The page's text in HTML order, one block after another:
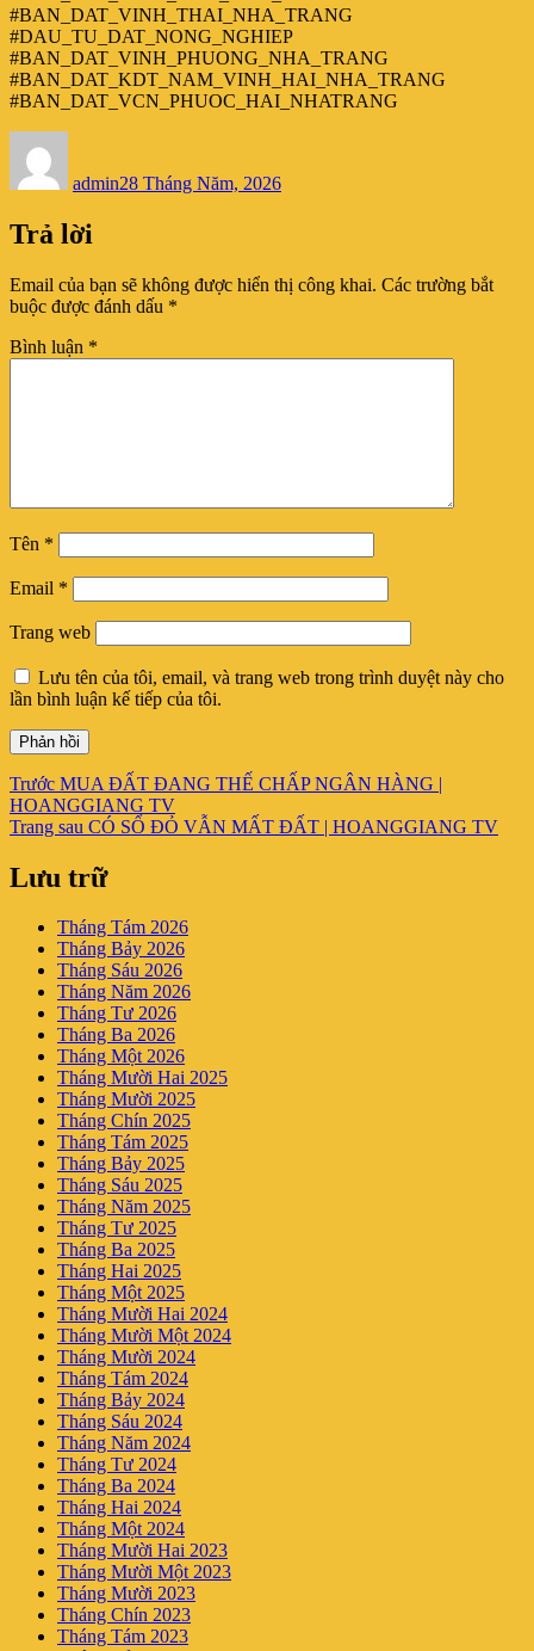
#BAN_DAT_VINH_THAI_NHA_TRANG
#DAU_TU_DAT_NONG_NGHIEP
#BAN_DAT_VINH_PHUONG_NHA_TRANG
#BAN_DAT_KDT_NAM_VINH_HAI_NHA_TRANG
#BAN_DAT_VCN_PHUOC_HAI_NHATRANG
adminngày
28 Tháng Năm, 2026
Trả lời
Email của bạn sẽ không được hiển thị công khai. Các trường bắt
buộc được đánh dấu *
Bình luận *
Tên *
Email *
Trang web
Lưu tên của tôi, email, và trang web trong trình duyệt này cho
lần bình luận kế tiếp của tôi.
Điều
hướng
viết
Trước Bài
viết
trước:
MUA ĐẤT ĐANG THẾ CHẤP NGÂN HÀNG |
HOANGGIANG TV
Trang sau Bài
theo:
CÓ SỔ ĐỎ VẪN MẤT ĐẤT | HOANGGIANG TV
Lưu trữ
Tháng Tám 2026
Tháng Bảy 2026
Tháng Sáu 2026
Tháng Năm 2026
Tháng Tư 2026
Tháng Ba 2026
Tháng Một 2026
Tháng Mười Hai 2025
Tháng Mười 2025
Tháng Chín 2025
Tháng Tám 2025
Tháng Bảy 2025
Tháng Sáu 2025
Tháng Năm 2025
Tháng Tư 2025
Tháng Ba 2025
Tháng Hai 2025
Tháng Một 2025
Tháng Mười Hai 2024
Tháng Mười Một 2024
Tháng Mười 2024
Tháng Tám 2024
Tháng Bảy 2024
Tháng Sáu 2024
Tháng Năm 2024
Tháng Tư 2024
Tháng Ba 2024
Tháng Hai 2024
Tháng Một 2024
Tháng Mười Hai 2023
Tháng Mười Một 2023
Tháng Mười 2023
Tháng Chín 2023
Tháng Tám 2023